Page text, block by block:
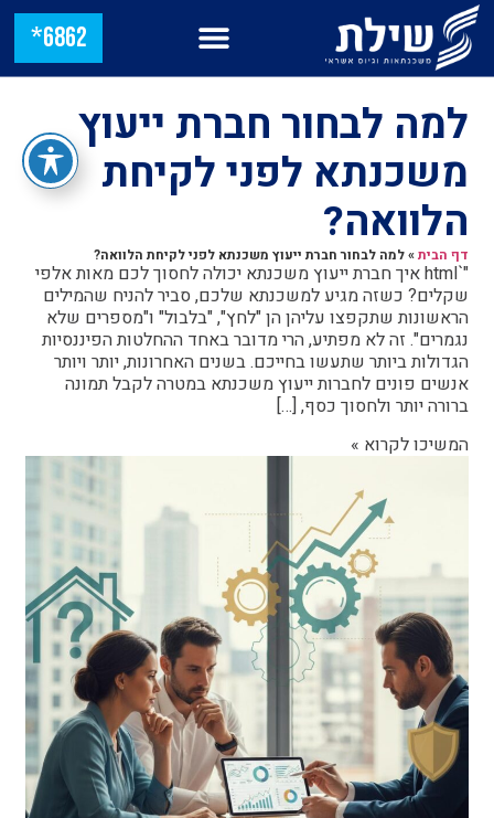
6862*
למה לבחור חברת ייעוץ
משכנתא לפני לקיחת
הלוואה?
דף הבית»למה לבחור חברת ייעוץ משכנתא לפני לקיחת הלוואה?
"`html איך חברת ייעוץ משכנתא יכולה לחסוך לכם מאות אלפי
שקלים? כשזה מגיע למשכנתא שלכם, סביר להניח שהמילים
הראשונות שתקפצו עליהן הן "לחץ", "בלבול" ו"מספרים שלא
נגמרים". זה לא מפתיע, הרי מדובר באחד ההחלטות הפיננסיות
הגדולות ביותר שתעשו בחייכם. בשנים האחרונות, יותר ויותר
אנשים פונים לחברות ייעוץ משכנתא במטרה לקבל תמונה
ברורה יותר ולחסוך כסף, […]
המשיכו לקרוא »